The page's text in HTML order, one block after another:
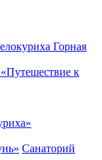
Горная
к
Санаторий